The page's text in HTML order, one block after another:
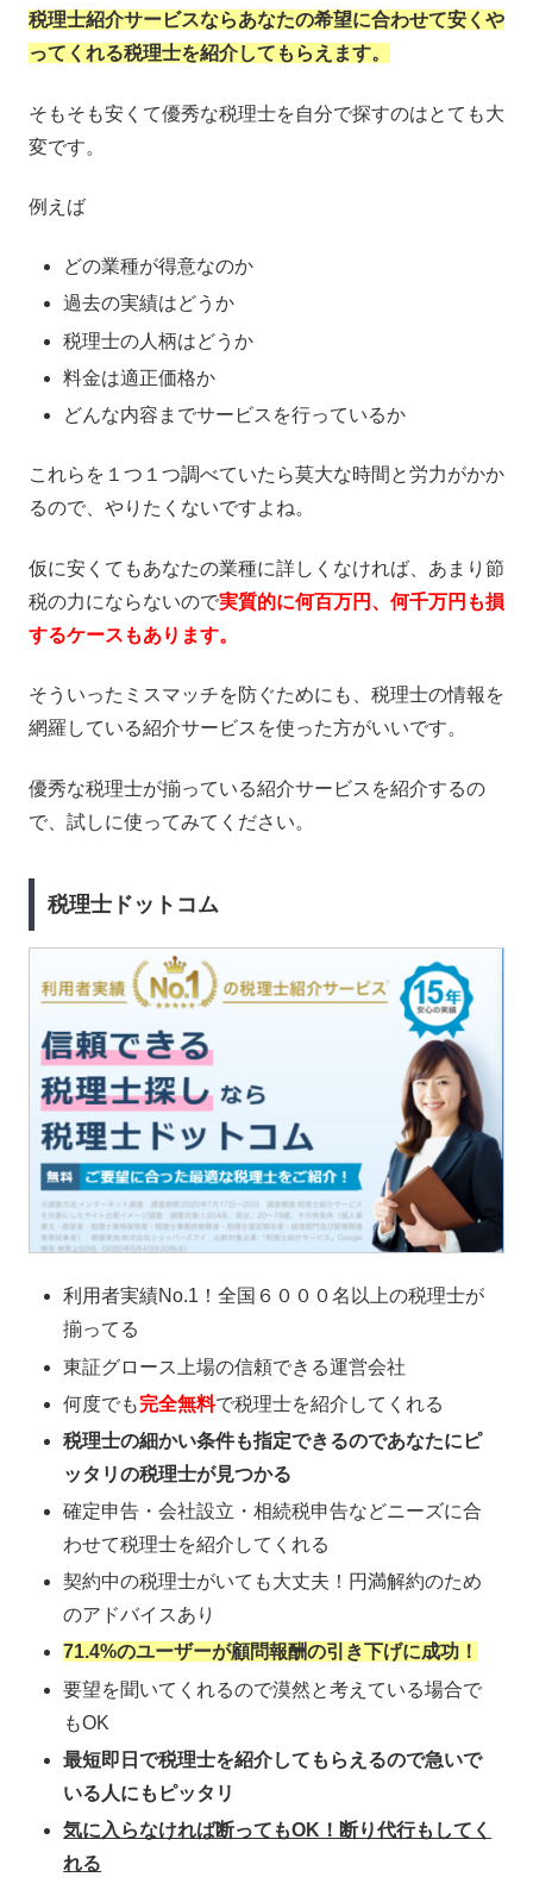
税理士紹介サービスならあなたの希望に合わせて安くや
ってくれる税理士を紹介してもらえます。
そもそも安くて優秀な税理士を自分で探すのはとても大
変です。
例えば
どの業種が得意なのか
過去の実績はどうか
税理士の人柄はどうか
料金は適正価格か
どんな内容までサービスを行っているか
これらを１つ１つ調べていたら莫大な時間と労力がかか
るので、やりたくないですよね。
仮に安くてもあなたの業種に詳しくなければ、あまり節
税の力にならないので実質的に何百万円、何千万円も損
するケースもあります。
そういったミスマッチを防ぐためにも、税理士の情報を
網羅している紹介サービスを使った方がいいです。
優秀な税理士が揃っている紹介サービスを紹介するの
で、試しに使ってみてください。
税理士ドットコム
利用者実績No.1！全国６０００名以上の税理士が
揃ってる
東証グロース上場の信頼できる運営会社
何度でも完全無料で税理士を紹介してくれる
税理士の細かい条件も指定できるのであなたにピ
ッタリの税理士が見つかる
確定申告・会社設立・相続税申告などニーズに合
わせて税理士を紹介してくれる
契約中の税理士がいても大丈夫！円満解約のため
のアドバイスあり
71.4%のユーザーが顧問報酬の引き下げに成功！
要望を聞いてくれるので漠然と考えている場合で
もOK
最短即日で税理士を紹介してもらえるので急いで
いる人にもピッタリ
気に入らなければ断ってもOK！断り代行もしてく
れる